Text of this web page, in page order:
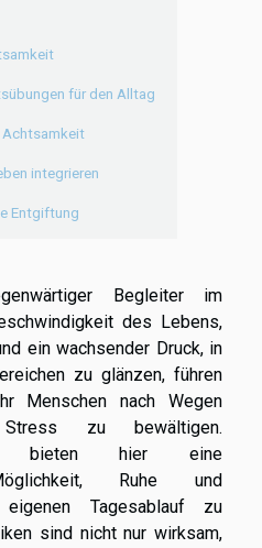
für den Alltag
Achtsamkeit
integrieren
Entgiftung
Begleiter im
des Lebens,
ein wachsender Druck, in
zu glänzen, führen
Menschen nach Wegen
zu bewältigen.
bieten hier eine
Ruhe und
Tagesablauf zu
sind nicht nur wirksam,